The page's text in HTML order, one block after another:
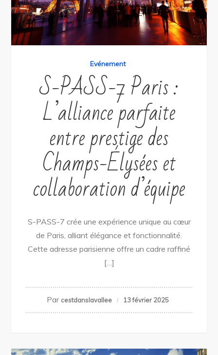
Evénement
S-PASS-7 Paris :
L’alliance parfaite
entre prestige des
Champs-Élysées et
collaboration d’équipe
S-PASS-7 crée une expérience unique au cœur
de Paris, alliant élégance et fonctionnalité.
Cette adresse parisienne offre un cadre raffiné
[…]
Par cestdanslavallee 13 février 2025